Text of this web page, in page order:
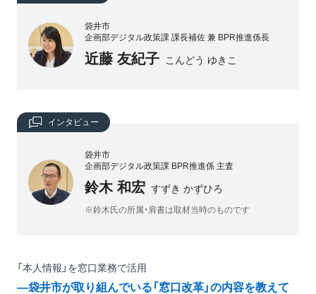
袋井市
企画部デジタル政策課 課長補佐 兼 BPR推進係長
近藤 友紀子 こんどう ゆきこ
インタビュー
袋井市
企画部デジタル政策課 BPR推進係 主査
鈴木 和宏 すずき かずひろ
※鈴木氏の所属・肩書は取材当時のものです
「本人情報」を窓口業務で活用
―袋井市が取り組んでいる「窓口改革」の内容を教えて